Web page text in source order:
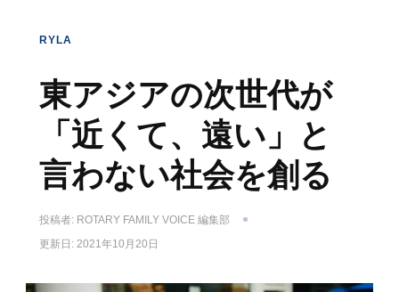
RYLA
東アジアの次世代が
「近くて、遠い」と
言わない社会を創る
投稿者: ROTARY FAMILY VOICE 編集部
更新日: 2021年10月20日